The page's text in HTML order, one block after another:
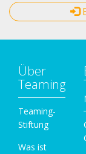
Über
Teaming
Teaming-
Stiftung
Was ist